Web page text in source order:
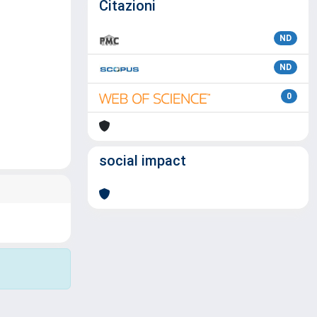
Citazioni
ND
ND
0
social impact